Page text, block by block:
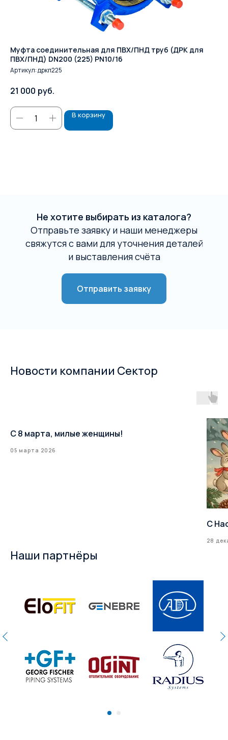
Муфта соединительная для ПВХ/ПНД труб (ДРК для
ПВХ/ПНД) DN200 (225) PN10/16
Артикул:дркп225
21 000 руб.
В корзину
Не хотите выбирать из каталога?
Отправьте заявку и наши менеджеры
свяжутся с вами для уточнения деталей
и выставления счёта
Отправить заявку
Новости компании Сектор
С 8 марта, милые женщины!
05 марта 2026
С
28
Наши партнёры